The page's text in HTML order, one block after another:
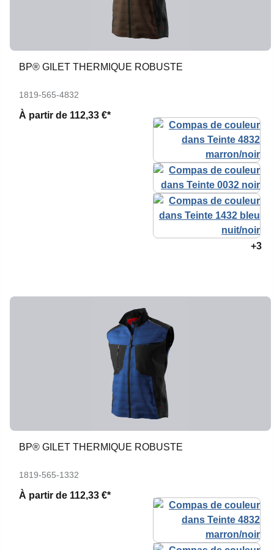
BP® GILET THERMIQUE ROBUSTE
1819-565-4832
À partir de 112,33 €*
+3
BP® GILET THERMIQUE ROBUSTE
1819-565-1332
À partir de 112,33 €*